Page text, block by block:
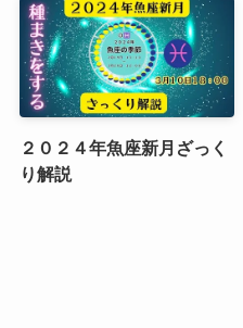
２０２４年魚座新月ざっく
り解説